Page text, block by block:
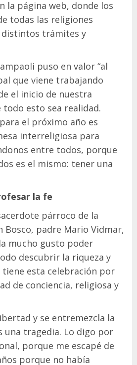
la página web, donde los
todas las religiones
distintos trámites y
puso en valor “al
que viene trabajando
el inicio de nuestra
esto sea realidad.
el próximo año es
interreligiosa para
entre todos, porque
es el mismo: tener una
la fe
párroco de la
Bosco, padre Mario Vidmar,
mucho gusto poder
descubrir la riqueza y
esta celebración por
de conciencia, religiosa y
y se entremezcla la
una tragedia. Lo digo por
porque me escapé de
porque no había